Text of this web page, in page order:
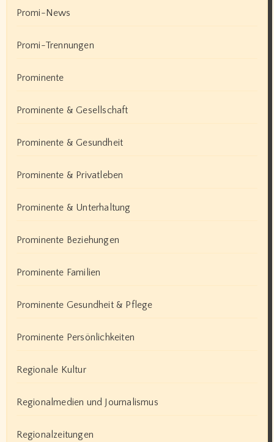
Promi-News
Promi-Trennungen
Prominente
Prominente & Gesellschaft
Prominente & Gesundheit
Prominente & Privatleben
Prominente & Unterhaltung
Prominente Beziehungen
Prominente Familien
Prominente Gesundheit & Pflege
Prominente Persönlichkeiten
Regionale Kultur
Regionalmedien und Journalismus
Regionalzeitungen